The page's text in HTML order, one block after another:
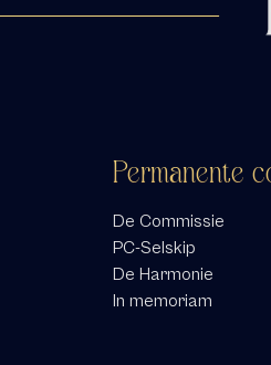
Permanente
De Commissie
PC-Selskip
De Harmonie
In memoriam